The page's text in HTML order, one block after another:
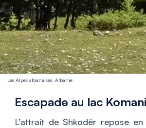
Les Alpes albanaises, Albanie
Escapade au lac Komani
L’attrait de Shkodër repose